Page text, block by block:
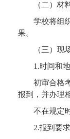
（二）材
学校将组
果。
（三）现
1.时间和
初审合格
报到，并办理
不在规定
2.报到要求